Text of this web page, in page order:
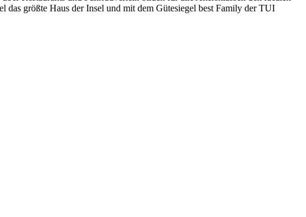
das größte Haus der Insel und mit dem Gütesiegel best Family der TUI